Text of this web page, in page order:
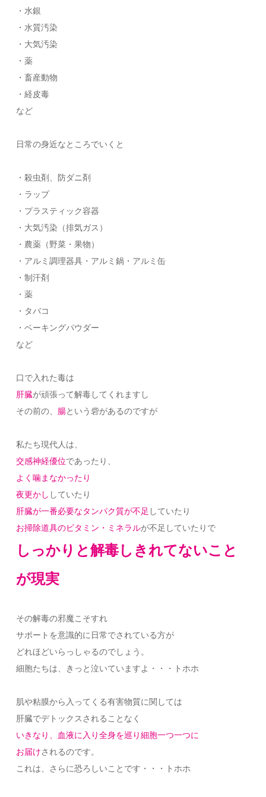
・水銀
・水質汚染
・大気汚染
・薬
・畜産動物
・経皮毒
など
日常の身近なところでいくと
・殺⾍剤、防ダニ剤
・ラップ
・プラスティック容器
・⼤気汚染（排気ガス）
・農薬（野菜・果物）
・アルミ調理器具・アルミ鍋・アルミ缶
・制汗剤
・薬
・タバコ
・ベーキングパウダー
など
口で入れた毒は
肝臓が頑張って解毒してくれますし
その前の、 腸という砦があるのですが
私たち現代人は、
交感神経優位であったり、
よく噛まなかったり
夜更かし していたり
肝臓が一番必要なタンパク質が不足 していたり
お掃除道具のビタミン・ミネラルが不足していたりで
しっかりと解毒しきれてないこと
が現実
その解毒の邪魔こそすれ
サポートを意識的に日常でされている方が
どれほどいらっしゃるのでしょう。
細胞たちは、きっと泣いていますよ・・・トホホ
肌や粘膜から入ってくる有害物質に関しては
肝臓でデトックスされることなく
いきなり、血液に入り全身を巡り細胞一つ一つに
お届けされるのです。
これは、さらに恐ろしいことです・・・トホホ